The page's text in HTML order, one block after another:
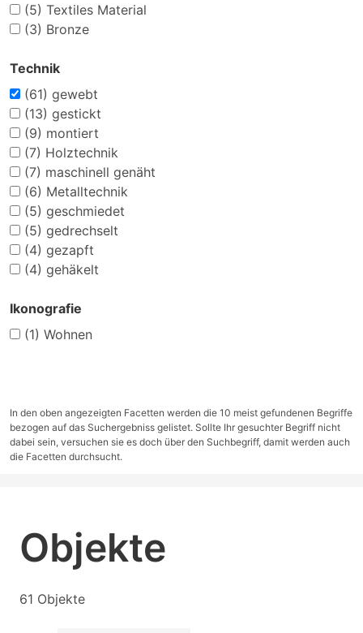
(5) Textiles Material
(3) Bronze
Technik
(61) gewebt
(13) gestickt
(9) montiert
(7) Holztechnik
(7) maschinell genäht
(6) Metalltechnik
(5) geschmiedet
(5) gedrechselt
(4) gezapft
(4) gehäkelt
Ikonografie
(1) Wohnen
In den oben angezeigten Facetten werden die 10 meist gefundenen Begriffe
bezogen auf das Suchergebniss gelistet. Sollte Ihr gesuchter Begriff nicht
dabei sein, versuchen sie es doch über den Suchbegriff, damit werden auch
die Facetten durchsucht.
Objekte
61 Objekte